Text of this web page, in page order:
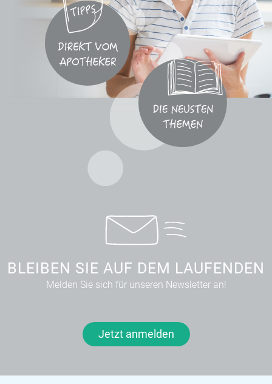
BLEIBEN SIE AUF DEM LAUFENDEN
Melden Sie sich für unseren Newsletter an!
Jetzt anmelden